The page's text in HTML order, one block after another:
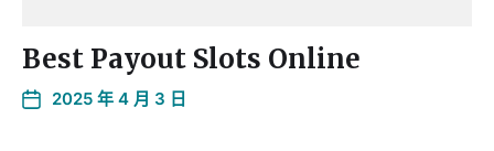
Best Payout Slots Online
2025 年 4 月 3 日